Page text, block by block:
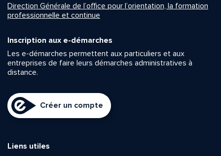
Direction Générale de l’office pour l’orientation, la formation
professionnelle et continue
Inscription aux e-démarches
Les e-démarches permettent aux particuliers et aux
entreprises de faire leurs démarches administratives à
distance.
Créer un compte
Liens utiles